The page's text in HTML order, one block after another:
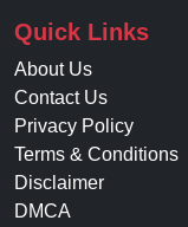
Quick Links
About Us
Contact Us
Privacy Policy
Terms & Conditions
Disclaimer
DMCA